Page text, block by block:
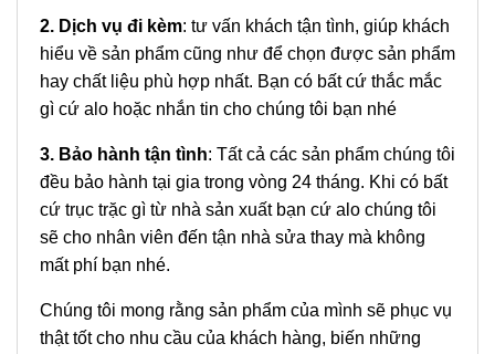
2. Dịch vụ đi kèm: tư vấn khách tận tình, giúp khách
hiểu về sản phẩm cũng như để chọn được sản phẩm
hay chất liệu phù hợp nhất. Bạn có bất cứ thắc mắc
gì cứ alo hoặc nhắn tin cho chúng tôi bạn nhé
3. Bảo hành tận tình: Tất cả các sản phẩm chúng tôi
đều bảo hành tại gia trong vòng 24 tháng. Khi có bất
cứ trục trặc gì từ nhà sản xuất bạn cứ alo chúng tôi
sẽ cho nhân viên đến tận nhà sửa thay mà không
mất phí bạn nhé.
Chúng tôi mong rằng sản phẩm của mình sẽ phục vụ
thật tốt cho nhu cầu của khách hàng, biến những